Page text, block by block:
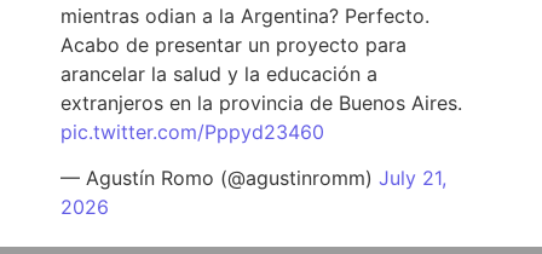
mientras odian a la Argentina? Perfecto.
Acabo de presentar un proyecto para
arancelar la salud y la educación a
extranjeros en la provincia de Buenos Aires.
pic.twitter.com/Pppyd23460
— Agustín Romo (@agustinromm) July 21,
2026